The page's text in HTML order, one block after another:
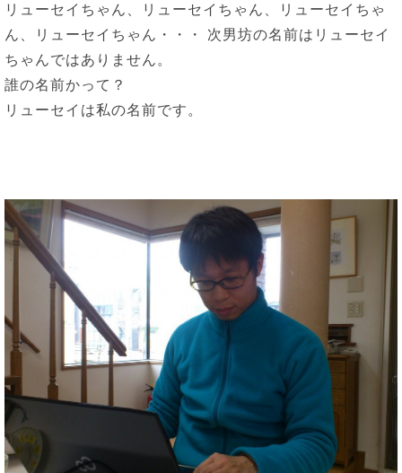
リューセイちゃん、リューセイちゃん、リューセイちゃ
ん、リューセイちゃん・・・ 次男坊の名前はリューセイ
ちゃんではありません。
誰の名前かって？
リューセイは私の名前です。